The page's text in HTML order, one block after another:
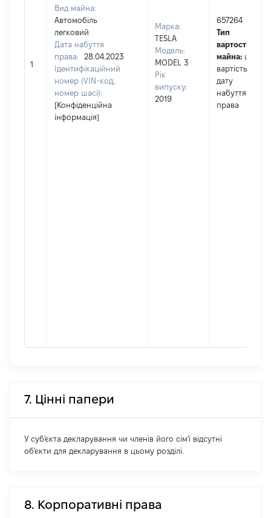
1
Вид майна:
Автомобіль
легковий
Дата набуття
права:
28.04.2023
Ідентифікаційний
номер (VIN-код,
номер шасі):
[Конфіденційна
інформація]
Марка:
TESLA
Модель:
MODEL 3
Рік
випуску:
2019
657264
Тип
вартості
майна: це
вартість на
дату
набуття
права
7. Цінні папери
У суб'єкта декларування чи членів його сім'ї відсутні
об'єкти для декларування в цьому розділі.
8. Корпоративні права